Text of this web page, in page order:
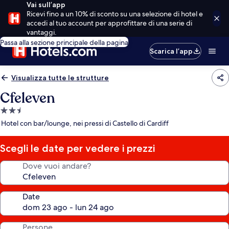
Vai sull’app
Ricevi fino a un 10% di sconto su una selezione di hotel e
accedi al tuo account per approfittare di una serie di
vantaggi.
Passa alla sezione principale della pagina
Scarica l’app
Visualizza tutte le strutture
Cfeleven
Struttura
a
stelle
Hotel con bar/lounge, nei pressi di Castello di Cardiff
Scegli le date per vedere i prezzi
Dove vuoi andare?
Date